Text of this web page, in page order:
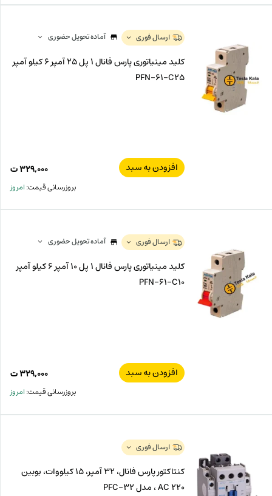
ارسال فوری آماده تحویل حضوری
کلید مینیاتوری پارس فانال 1 پل 25 آمپر 6 کیلو آمپر
PFN-61-C25
افزودن به سبد ۳۲۹,۰۰۰ت
بروزرسانی قیمت:امروز
ارسال فوری آماده تحویل حضوری
کلید مینیاتوری پارس فانال 1 پل 10 آمپر 6 کیلو آمپر
PFN-61-C10
افزودن به سبد ۳۲۹,۰۰۰ت
بروزرسانی قیمت:امروز
ارسال فوری
کنتاکتور پارس فانال، 32 آمپر، 15 کیلووات، بوبین
220 AC ، مدل PFC-32